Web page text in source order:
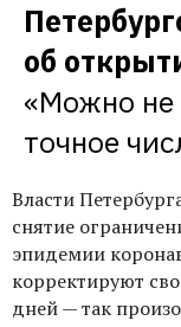
об
«Можно не
точное
Власти
снятие
эпидемии
корректируют
дней — так